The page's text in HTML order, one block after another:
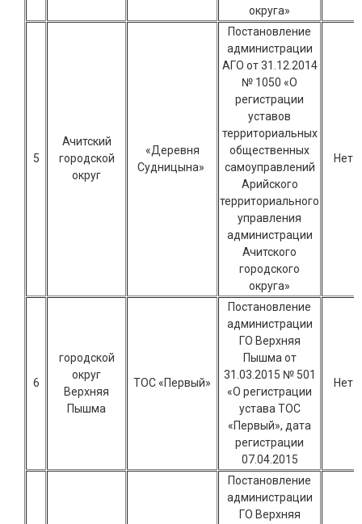
округа»
5
Ачитский
городской
округ
«Деревня
Судницына»
Постановление
администрации
АГО от 31.12.2014
№ 1050 «О
регистрации
уставов
территориальных
общественных
самоуправлений
Арийского
территориального
управления
администрации
Ачитского
городского
округа»
Нет
6
городской
округ
Верхняя
Пышма
ТОС «Первый»
Постановление
администрации
ГО Верхняя
Пышма от
31.03.2015 № 501
«О регистрации
устава ТОС
«Первый», дата
регистрации
07.04.2015
Нет
Постановление
администрации
ГО Верхняя